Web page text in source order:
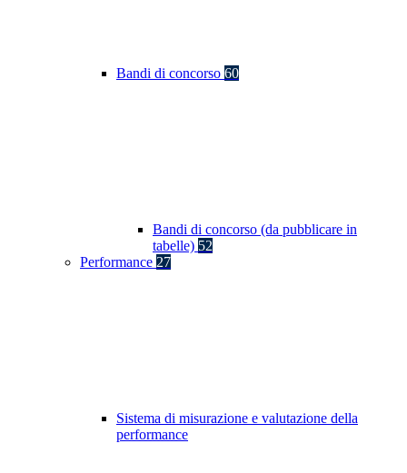
Bandi di concorso 60
Bandi di concorso (da pubblicare in
tabelle) 52
Performance 27
Sistema di misurazione e valutazione della
performance